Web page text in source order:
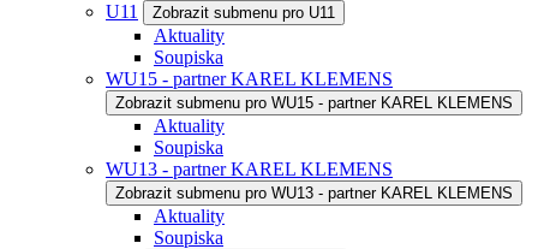
U11
Zobrazit submenu pro U11
Aktuality
Soupiska
WU15 - partner KAREL KLEMENS
Zobrazit submenu pro WU15 - partner KAREL KLEMENS
Aktuality
Soupiska
WU13 - partner KAREL KLEMENS
Zobrazit submenu pro WU13 - partner KAREL KLEMENS
Aktuality
Soupiska